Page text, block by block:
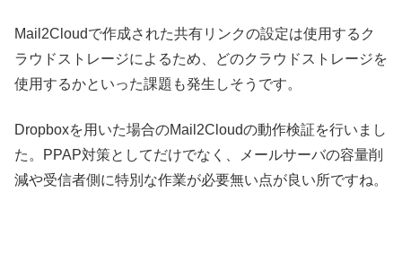
Mail2Cloudで作成された共有リンクの設定は使用するク
ラウドストレージによるため、どのクラウドストレージを
使用するかといった課題も発生しそうです。
Dropboxを用いた場合のMail2Cloudの動作検証を行いまし
た。PPAP対策としてだけでなく、メールサーバの容量削
減や受信者側に特別な作業が必要無い点が良い所ですね。